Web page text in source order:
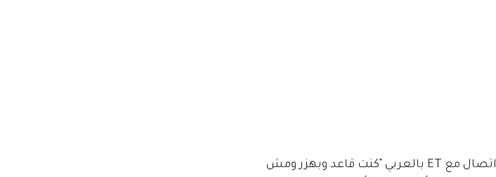
بعد انتشار فيديو علي قدورة بشكل واسع على السوشيال ميديا، قال في اتصال مع ET بالعربي "كنت قاعد وبهزر ومش